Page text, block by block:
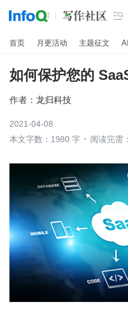

首页 月更活动 主题征文 AI
如何保护您的
作者： 龙归科技
2021-04-08
本文字数：1980 字
阅读完需